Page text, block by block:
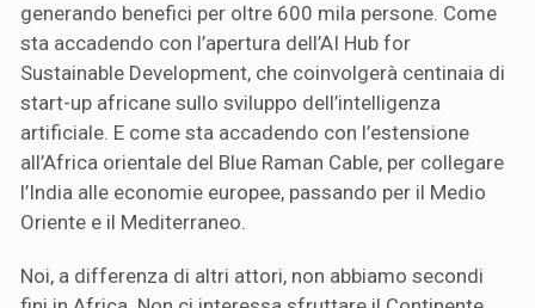
generando benefici per oltre 600 mila persone. Come
sta accadendo con l’apertura dell’AI Hub for
Sustainable Development, che coinvolgerà centinaia di
start-up africane sullo sviluppo dell’intelligenza
artificiale. E come sta accadendo con l’estensione
all’Africa orientale del Blue Raman Cable, per collegare
l’India alle economie europee, passando per il Medio
Oriente e il Mediterraneo.
Noi, a differenza di altri attori, non abbiamo secondi